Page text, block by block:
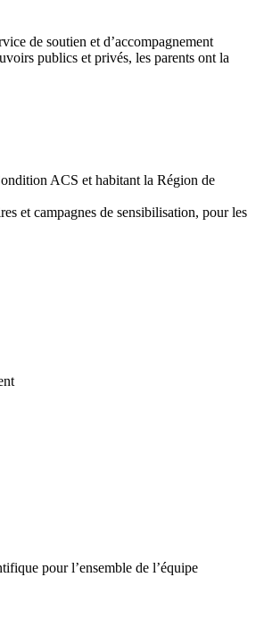
de soutien et d’accompagnement
publics et privés, les parents ont la
ACS et habitant la Région de
et campagnes de sensibilisation, pour les
pour l’ensemble de l’équipe